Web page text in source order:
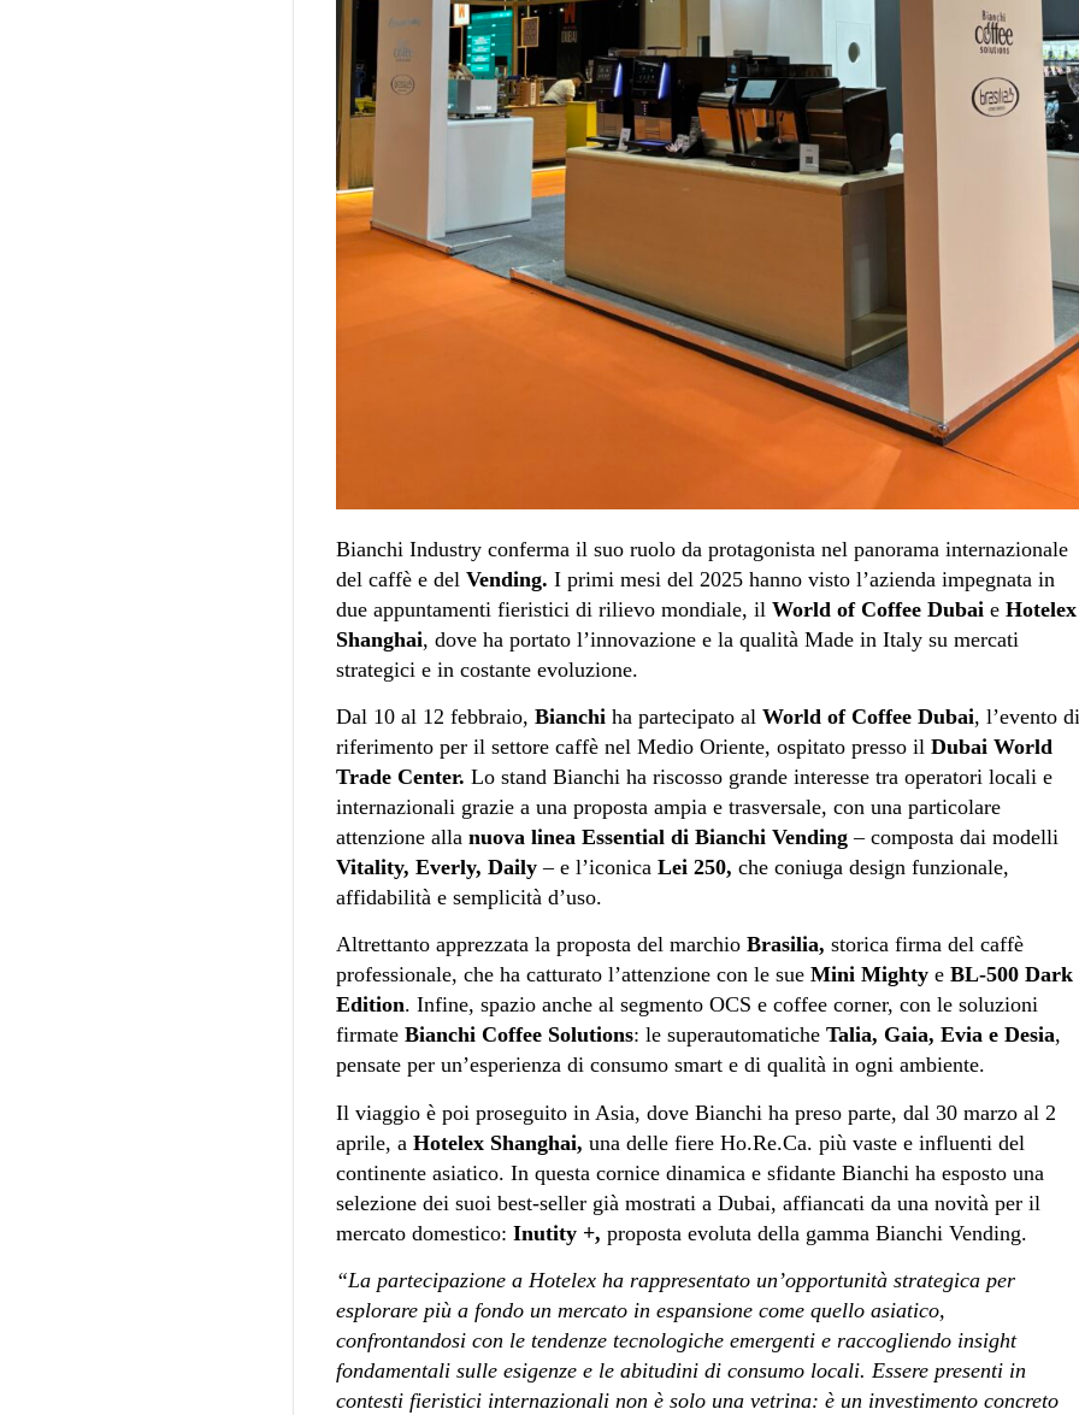
Bianchi Industry conferma il suo ruolo da protagonista nel panorama internazionale
del caffè e del Vending. I primi mesi del 2025 hanno visto l’azienda impegnata in
due appuntamenti fieristici di rilievo mondiale, il World of Coffee Dubai e Hotelex
Shanghai, dove ha portato l’innovazione e la qualità Made in Italy su mercati
strategici e in costante evoluzione.
Dal 10 al 12 febbraio, Bianchi ha partecipato al World of Coffee Dubai, l’evento di
riferimento per il settore caffè nel Medio Oriente, ospitato presso il Dubai World
Trade Center. Lo stand Bianchi ha riscosso grande interesse tra operatori locali e
internazionali grazie a una proposta ampia e trasversale, con una particolare
attenzione alla nuova linea Essential di Bianchi Vending– composta dai modelli
Vitality, Everly, Daily– e l’iconica Lei 250, che coniuga design funzionale,
affidabilità e semplicità d’uso.
Altrettanto apprezzata la proposta del marchio Brasilia, storica firma del caffè
professionale, che ha catturato l’attenzione con le sue Mini Mightye BL-500 Dark
Edition. Infine, spazio anche al segmento OCS e coffee corner, con le soluzioni
firmate Bianchi Coffee Solutions: le superautomatiche Talia, Gaia, Evia e Desia,
pensate per un’esperienza di consumo smart e di qualità in ogni ambiente.
Il viaggio è poi proseguito in Asia, dove Bianchi ha preso parte, dal 30 marzo al 2
aprile, a Hotelex Shanghai, una delle fiere Ho.Re.Ca. più vaste e influenti del
continente asiatico. In questa cornice dinamica e sfidante Bianchi ha esposto una
selezione dei suoi best-seller già mostrati a Dubai, affiancati da una novità per il
mercato domestico: Inutity +, proposta evoluta della gamma Bianchi Vending.
“La partecipazione a Hotelex ha rappresentato un’opportunità strategica per
esplorare più a fondo un mercato in espansione come quello asiatico,
confrontandosi con le tendenze tecnologiche emergenti e raccogliendo insight
fondamentali sulle esigenze e le abitudini di consumo locali. Essere presenti in
contesti fieristici internazionali non è solo una vetrina: è un investimento concreto